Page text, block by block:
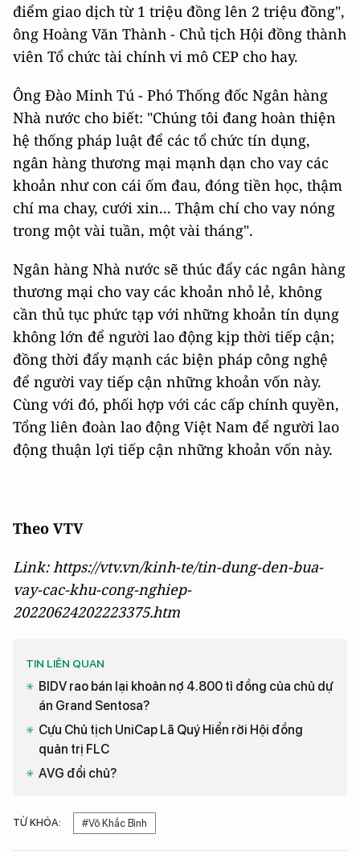
điểm giao dịch từ 1 triệu đồng lên 2 triệu đồng",
ông Hoàng Văn Thành - Chủ tịch Hội đồng thành
viên Tổ chức tài chính vi mô CEP cho hay.
Ông Đào Minh Tú - Phó Thống đốc Ngân hàng
Nhà nước cho biết: "Chúng tôi đang hoàn thiện
hệ thống pháp luật để các tổ chức tín dụng,
ngân hàng thương mại mạnh dạn cho vay các
khoản như con cái ốm đau, đóng tiền học, thậm
chí ma chay, cưới xin... Thậm chí cho vay nóng
trong một vài tuần, một vài tháng".
Ngân hàng Nhà nước sẽ thúc đẩy các ngân hàng
thương mại cho vay các khoản nhỏ lẻ, không
cần thủ tục phức tạp với những khoản tín dụng
không lớn để người lao động kịp thời tiếp cận;
đồng thời đẩy mạnh các biện pháp công nghệ
để người vay tiếp cận những khoản vốn này.
Cùng với đó, phối hợp với các cấp chính quyền,
Tổng liên đoàn lao động Việt Nam để người lao
động thuận lợi tiếp cận những khoản vốn này.
Theo VTV
Link: https://vtv.vn/kinh-te/tin-dung-den-bua-
vay-cac-khu-cong-nghiep-
20220624202223375.htm
TIN LIÊN QUAN
BIDV rao bán lại khoản nợ 4.800 tỉ đồng của chủ dự
án Grand Sentosa?
Cựu Chủ tịch UniCap Lã Quý Hiển rời Hội đồng
quản trị FLC
AVG đổi chủ?
TỪ KHÓA: #Võ Khắc Bình